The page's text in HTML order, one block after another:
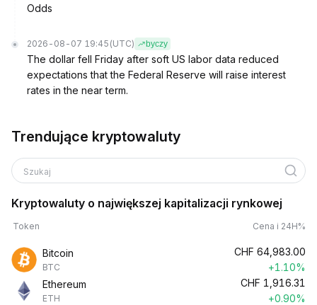
Odds
2026-08-07 19:45 (UTC) byczy
The dollar fell Friday after soft US labor data reduced
expectations that the Federal Reserve will raise interest
rates in the near term.
Trendujące kryptowaluty
Szukaj
Kryptowaluty o największej kapitalizacji rynkowej
Token Cena i 24H%
Bitcoin
BTC
CHF 64,983.00
+1.10%
Ethereum
ETH
CHF 1,916.31
+0.90%